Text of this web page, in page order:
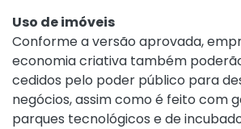
Uso de imóveis
Conforme a versão aprovada,
economia criativa também
cedidos pelo poder público para
negócios, assim como é feito com
parques tecnológicos e de